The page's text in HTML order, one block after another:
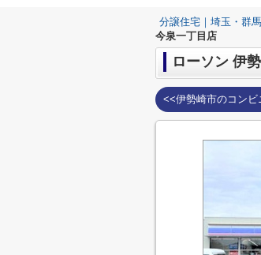
分譲住宅｜埼玉・群
今泉一丁目店
ローソン 伊
<<伊勢崎市のコン